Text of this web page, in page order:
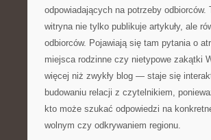
odpowiadających na potrzeby
witryna nie tylko publikuje artykuły, ale
odbiorców. Pojawiają się tam pytania o
miejsca rodzinne czy nietypowe zakątki
więcej niż zwykły blog — staje się
budowaniu relacji z czytelnikiem,
kto może szukać odpowiedzi na
wolnym czy odkrywaniem regionu.